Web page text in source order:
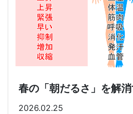
春の「朝だるさ」を解
2026.02.25